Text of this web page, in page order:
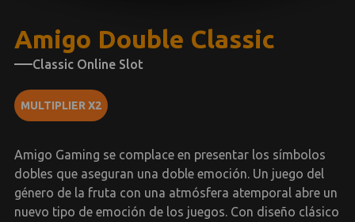
Amigo Double Classic
Classic Online Slot
MULTIPLIER X2
Amigo Gaming se complace en presentar los símbolos
dobles que aseguran una doble emoción. Un juego del
género de la fruta con una atmósfera atemporal abre un
nuevo tipo de emoción de los juegos. Con diseño clásico